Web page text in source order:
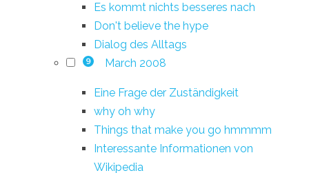
Es kommt nichts besseres nach
Don't believe the hype
Dialog des Alltags
9 March 2008
Eine Frage der Zuständigkeit
why oh why
Things that make you go hmmmm
Interessante Informationen von
Wikipedia